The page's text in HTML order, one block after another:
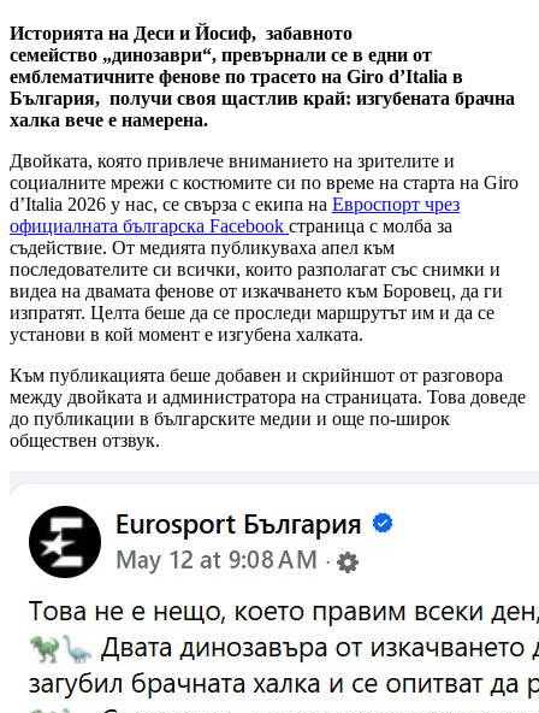
Историята на Деси и Йосиф, забавното
семейство „динозаври“, превърнали се в едни от
емблематичните фенове по трасето на Giro d’Italia в
България, получи своя щастлив край: изгубената брачна
халка вече е намерена.
Двойката, която привлече вниманието на зрителите и
социалните мрежи с костюмите си по време на старта на Giro
d’Italia 2026 у нас, се свърза с екипа на Евроспорт чрез
официалната българска Facebook страница с молба за
съдействие. От медията публикуваха апел към
последователите си всички, които разполагат със снимки и
видеа на двамата фенове от изкачването към Боровец, да ги
изпратят. Целта беше да се проследи маршрутът им и да се
установи в кой момент е изгубена халката.
Към публикацията беше добавен и скрийншот от разговора
между двойката и администратора на страницата. Това доведе
до публикации в българските медии и още по-широк
обществен отзвук.